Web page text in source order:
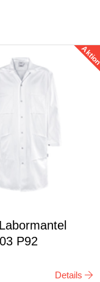
Aktion
P92
Details